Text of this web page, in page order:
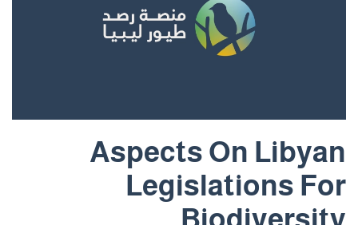
Aspects On Libyan
Legislations For